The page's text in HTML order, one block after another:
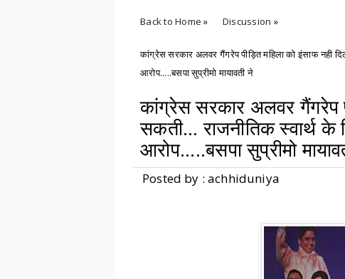
Back to Home » Discussion »
कांग्रेस सरकार अलवर गैंगरेप पीड़ित महिला को इंसाफ नही
आरोप.....बसपा सुप्रीमो मायावती ने
कांग्रेस सरकार अलवर गैंगरेप
सकती... राजनीतिक स्वार्थ के
आरोप.....बसपा सुप्रीमो
Posted by : achhiduniya